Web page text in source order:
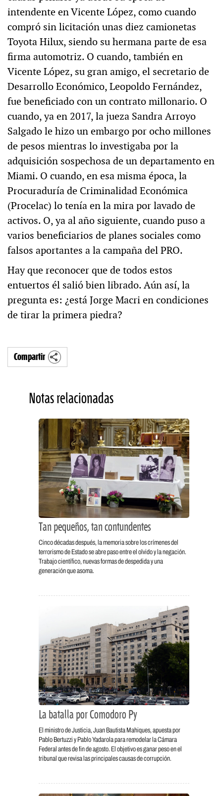
intendente en Vicente López, como cuando
compró sin licitación unas diez camionetas
Toyota Hilux, siendo su hermana parte de esa
firma automotriz. O cuando, también en
Vicente López, su gran amigo, el secretario de
Desarrollo Económico, Leopoldo Fernández,
fue beneficiado con un contrato millonario. O
cuando, ya en 2017, la jueza Sandra Arroyo
Salgado le hizo un embargo por ocho millones
de pesos mientras lo investigaba por la
adquisición sospechosa de un departamento en
Miami. O cuando, en esa misma época, la
Procuraduría de Criminalidad Económica
(Procelac) lo tenía en la mira por lavado de
activos. O, ya al año siguiente, cuando puso a
varios beneficiarios de planes sociales como
falsos aportantes a la campaña del PRO.
Hay que reconocer que de todos estos
entuertos él salió bien librado. Aún así, la
pregunta es: ¿está Jorge Macri en condiciones
de tirar la primera piedra?
Compartir
Notas relacionadas
Tan pequeños, tan contundentes
Cinco décadas después, la memoria sobre los crímenes del
terrorismo de Estado se abre paso entre el olvido y la negación.
Trabajo científico, nuevas formas de despedida y una
generación que asoma.
La batalla por Comodoro Py
El ministro de Justicia, Juan Bautista Mahiques, apuesta por
Pablo Bertuzzi y Pablo Yadarola para remodelar la Cámara
Federal antes de fin de agosto. El objetivo es ganar peso en el
tribunal que revisa las principales causas de corrupción.